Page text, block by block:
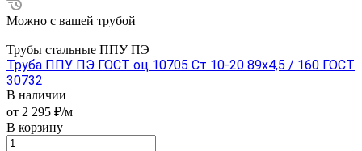
Можно с вашей трубой
Трубы стальные ППУ ПЭ
Труба ППУ ПЭ ГОСТ оц 10705 Ст 10-20 89x4,5 / 160 ГОСТ
30732
В наличии
от 2 295 ₽/м
В корзину